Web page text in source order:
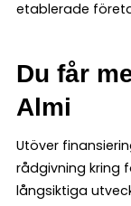
etablerade
Du får
Almi
Utöver
rådgivning kring
långsiktiga